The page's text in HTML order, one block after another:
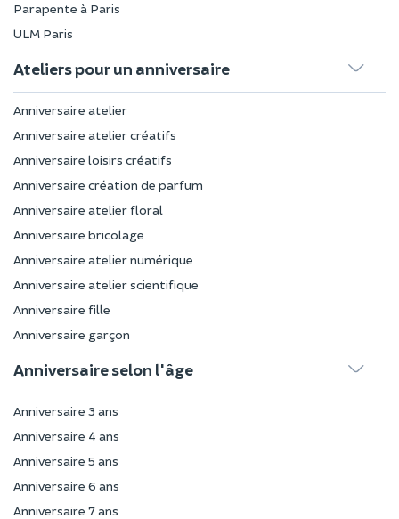
Parapente à Paris
ULM Paris
Ateliers pour un anniversaire
Anniversaire atelier
Anniversaire atelier créatifs
Anniversaire loisirs créatifs
Anniversaire création de parfum
Anniversaire atelier floral
Anniversaire bricolage
Anniversaire atelier numérique
Anniversaire atelier scientifique
Anniversaire fille
Anniversaire garçon
Anniversaire selon l'âge
Anniversaire 3 ans
Anniversaire 4 ans
Anniversaire 5 ans
Anniversaire 6 ans
Anniversaire 7 ans